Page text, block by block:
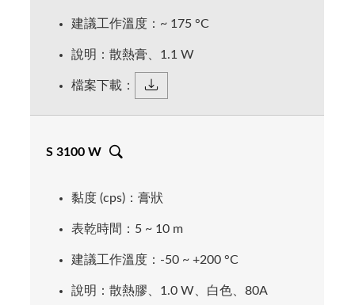
建議工作溫度：~ 175 °C
說明：散熱膏、1.1 W
檔案下載：
S 3100 W
黏度 (cps)：膏狀
表乾時間：5 ~ 10 m
建議工作溫度：-50 ~ +200 °C
說明：散熱膠、1.0 W、白色、80A